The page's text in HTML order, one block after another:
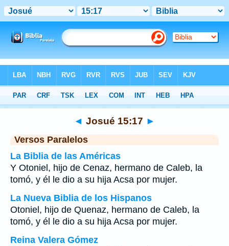
>Josué > Capítulo 15> Verso 17
◄ Josué 15:17 ►
Versos Paralelos
La Biblia de las Américas
Y Otoniel, hijo de Cenaz, hermano de Caleb, la
tomó, y él le dio a su hija Acsa por mujer.
La Nueva Biblia de los Hispanos
Otoniel, hijo de Quenaz, hermano de Caleb, la
tomó, y él le dio a su hija Acsa por mujer.
Reina Valera Gómez